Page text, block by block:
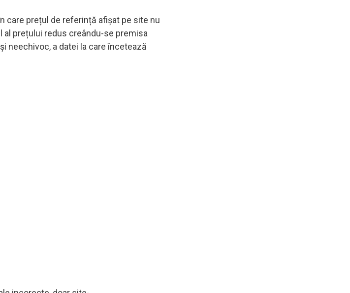
care prețul de referință afișat pe site nu
prețului redus creându-se premisa
neechivoc, a datei la care încetează